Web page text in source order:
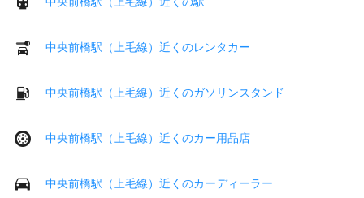
中央前橋駅（上毛線）近くのレンタカー
中央前橋駅（上毛線）近くのガソリンスタンド
中央前橋駅（上毛線）近くのカー用品店
中央前橋駅（上毛線）近くのカーディーラー